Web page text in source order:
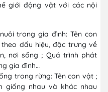
giới động vật với các nội
trong gia đình: Tên con
dấu hiệu, đặc trưng về
nơi sống ; Quá trình phát
gia đình…
trong rừng: Tên con vật ;
giống nhau và khác nhau